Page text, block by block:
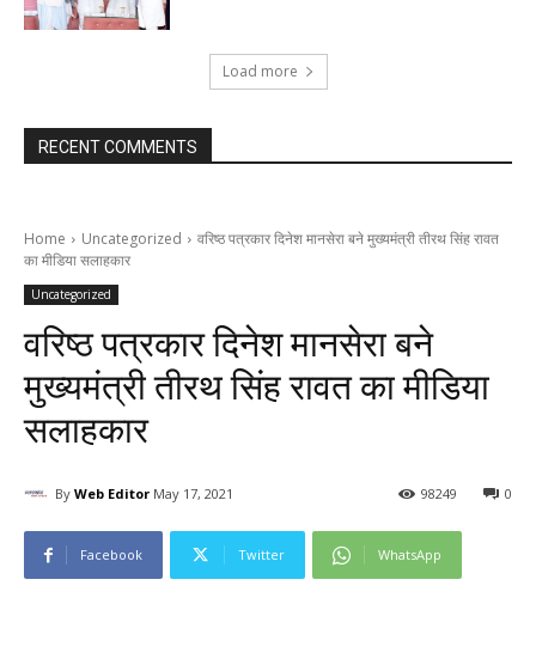
Load more
RECENT COMMENTS